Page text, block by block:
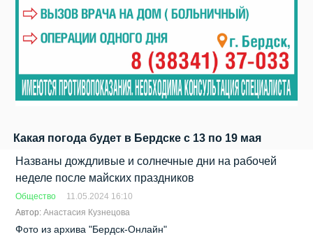
Какая погода будет в Бердске с 13 по 19 мая
Названы дождливые и солнечные дни на рабочей
неделе после майских праздников
Общество
11.05.2024 16:10
Автор:Анастасия Кузнецова
Фото из архива "Бердск-Онлайн"